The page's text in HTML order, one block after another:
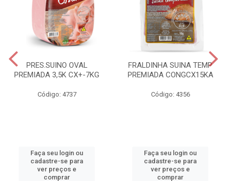
PRES.SUINO OVAL
PREMIADA 3,5K CX+-7KG
Código: 4737
Faça seu login ou
cadastre-se para
ver preços e
comprar
FRALDINHA SUINA TEMP
PREMIADA CONGCX15KA
Código: 4356
Faça seu login ou
cadastre-se para
ver preços e
comprar